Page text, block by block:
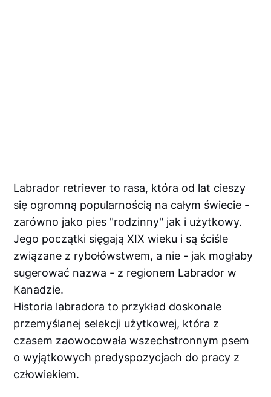
Labrador retriever to rasa, która od lat cieszy
się ogromną popularnością na całym świecie -
zarówno jako pies "rodzinny" jak i użytkowy.
Jego początki sięgają XIX wieku i są ściśle
związane z rybołówstwem, a nie - jak mogłaby
sugerować nazwa - z regionem Labrador w
Kanadzie.
Historia labradora to przykład doskonale
przemyślanej selekcji użytkowej, która z
czasem zaowocowała wszechstronnym psem
o wyjątkowych predyspozycjach do pracy z
człowiekiem.